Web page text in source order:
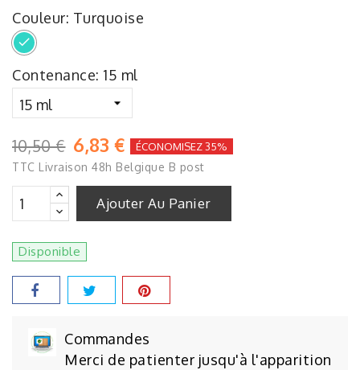
Couleur: Turquoise
Turquoise
Contenance: 15 ml
10,50 € 6,83 € ÉCONOMISEZ 35%
TTC Livraison 48h Belgique B post
Ajouter Au Panier
Disponible
Commandes
Merci de patienter jusqu'à l'apparition